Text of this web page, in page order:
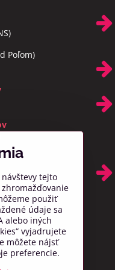
Poľom)
mimo týchto
tejto
použiť
údaje sa
alebo iných
vyjadrujete
môžete nájsť
preferencie.